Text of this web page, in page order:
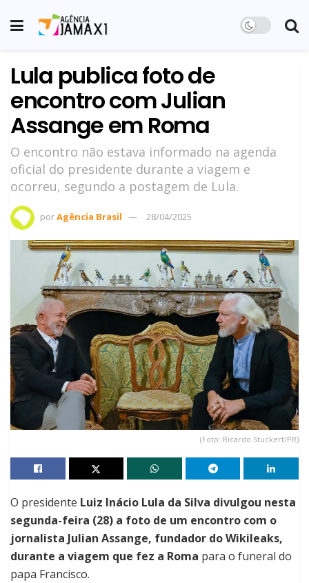
Lula publica foto de
encontro com Julian
Assange em Roma
O encontro não estava informado na agenda
oficial do presidente durante a viagem e
ocorreu, segundo a postagem de Lula.
porAgência Brasil 28/04/2025
(Foto: Ricardo Stuckert/PR)
O presidente Luiz Inácio Lula da Silva divulgou nesta
segunda-feira (28) a foto de um encontro com o
jornalista Julian Assange, fundador do Wikileaks,
durante a viagem que fez a Roma para o funeral do
papa Francisco.